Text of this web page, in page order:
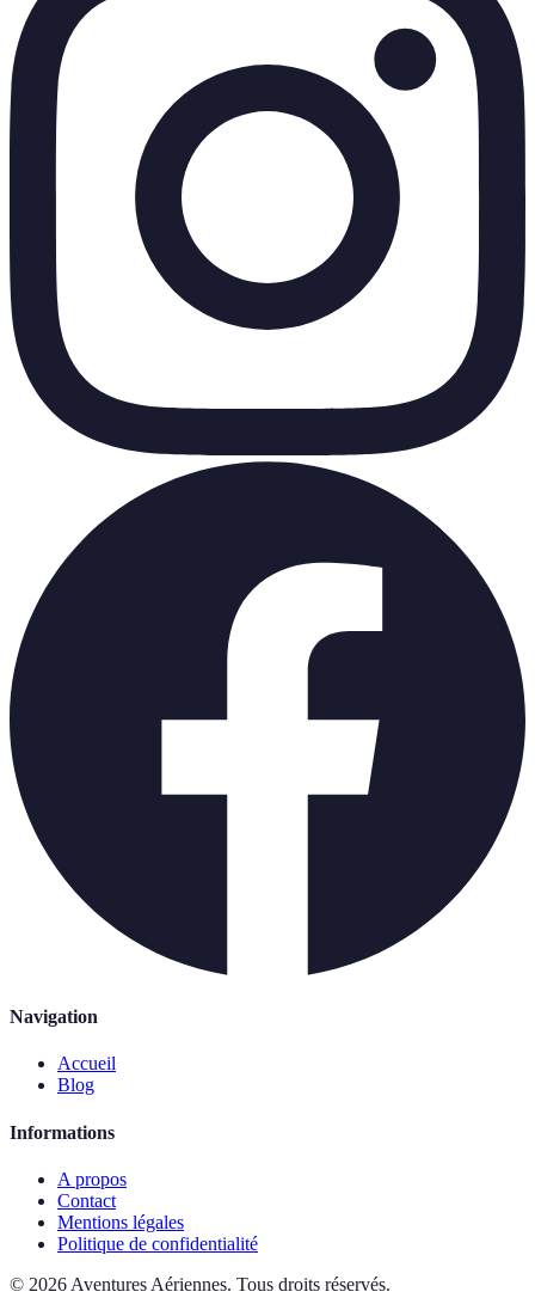
Navigation
Accueil
Blog
Informations
A propos
Contact
Mentions légales
Politique de confidentialité
© 2026 Aventures Aériennes. Tous droits réservés.